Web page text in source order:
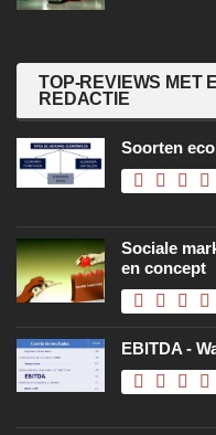
TOP-REVIEWS MET
REDACTIE
Soorten
Sociale
en concept
EBITDA -